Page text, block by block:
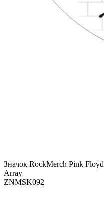
Значок RockMerch Pink Floyd
Array
ZNMSK092